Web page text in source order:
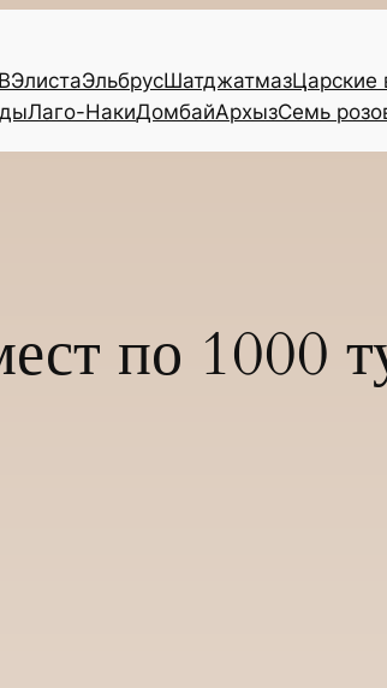
ЭлистаЭльбрусШатджатмазЦарские
Лаго-НакиДомбайАрхызСемь
по 1000